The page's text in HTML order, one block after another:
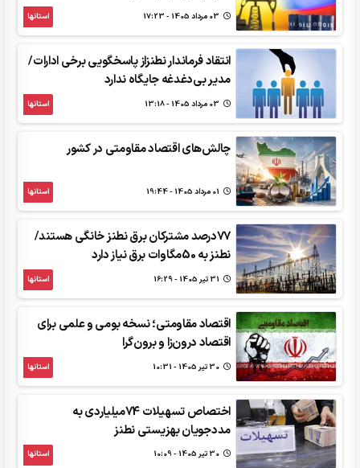
استانها
انتقاد فرماندار نطنزاز پاسخگویی برخی ادارات/
مدیر بی‌دغدغه جایگاه ندارد
استانها
چالش‌های اقتصاد مقاومتی در کشور
استانها
77درصد مشترکان برق نطنز خانگی هستند/
نطنز به 50مگاوات برق نیاز دارد
استانها
اقتصاد مقاومتی؛ نسخه بومی و علمی برای
اقتصاد درون‌زا و برون‌گرا
استانها
اختصاص تسهیلات 74میلیاردی به
مددجویان بهزیستی نطنز
استانها